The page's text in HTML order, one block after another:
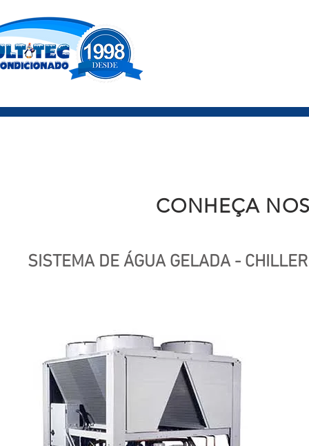
CONHEÇA
SISTEMA DE ÁGUA GELADA - CHILLER